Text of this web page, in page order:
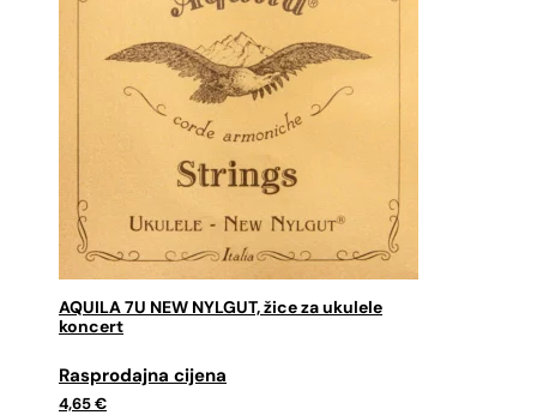
AQUILA 7U NEW NYLGUT, žice za ukulele
koncert
Izvorna
cijena
4,65€
Trenutna
cijena